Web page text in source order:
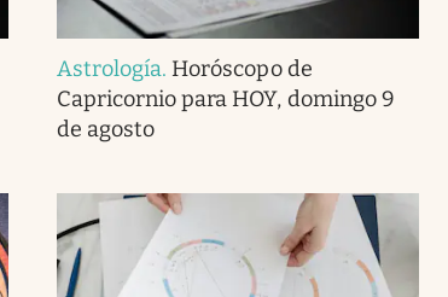
Astrología. Horóscopo de
Capricornio para HOY, domingo 9
de agosto